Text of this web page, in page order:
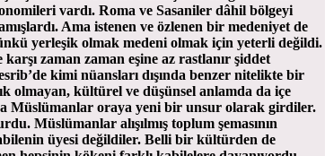
vardı. Roma ve Sasaniler dâhil bölgeyi
Ama istenen ve özlenen bir medeniyet de
yerleşik olmak medeni olmak için yeterli değildi.
zaman zaman eşine az rastlanır şiddet
kimi nüansları dışında benzer nitelikte bir
olmayan, kültürel ve düşünsel anlamda da içe
Müslümanlar oraya yeni bir unsur olarak girdiler.
Müslümanlar alışılmış toplum şemasının
üyesi değildiler. Belli bir kültürden de